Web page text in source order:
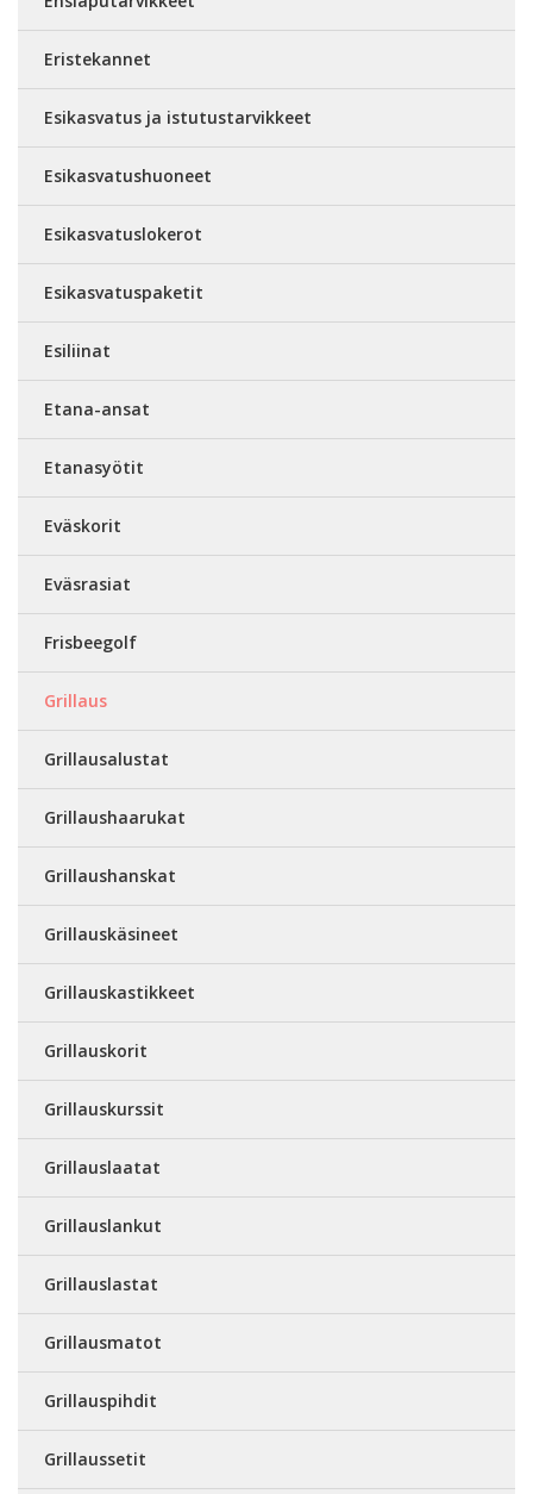
Eristekannet
Esikasvatus ja istutustarvikkeet
Esikasvatushuoneet
Esikasvatuslokerot
Esikasvatuspaketit
Esiliinat
Etana-ansat
Etanasyötit
Eväskorit
Eväsrasiat
Frisbeegolf
Grillaus
Grillausalustat
Grillaushaarukat
Grillaushanskat
Grillauskäsineet
Grillauskastikkeet
Grillauskorit
Grillauskurssit
Grillauslaatat
Grillauslankut
Grillauslastat
Grillausmatot
Grillauspihdit
Grillaussetit